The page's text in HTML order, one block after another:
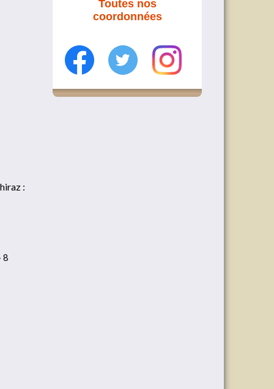
:
8
Toutes nos
coordonnées